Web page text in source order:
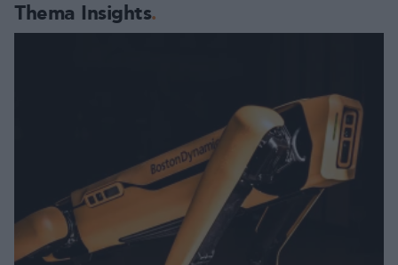
Thema Insights